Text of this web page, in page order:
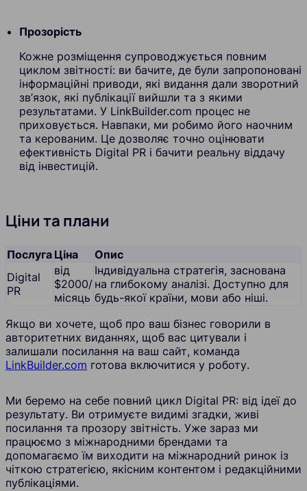
Прозорість
Кожне розміщення супроводжується повним
циклом звітності: ви бачите, де були запропоновані
інформаційні приводи, які видання дали зворотний
зв’язок, які публікації вийшли та з якими
результатами. У LinkBuilder.com процес не
приховується. Навпаки, ми робимо його наочним
та керованим. Це дозволяє точно оцінювати
ефективність Digital PR і бачити реальну віддачу
від інвестицій.
Ціни та плани
Послуга Ціна
Опис
Digital
PR
від
$2000/
місяць
Індивідуальна стратегія, заснована
на глибокому аналізі. Доступно для
будь-якої країни, мови або ніші.
Якщо ви хочете, щоб про ваш бізнес говорили в
авторитетних виданнях, щоб вас цитували і
залишали посилання на ваш сайт, команда
LinkBuilder.com готова включитися у роботу.
Ми беремо на себе повний цикл Digital PR: від ідеї до
результату. Ви отримуєте видимі згадки, живі
посилання та прозору звітність. Уже зараз ми
працюємо з міжнародними брендами та
допомагаємо їм виходити на міжнародний ринок із
чіткою стратегією, якісним контентом і редакційними
публікаціями.